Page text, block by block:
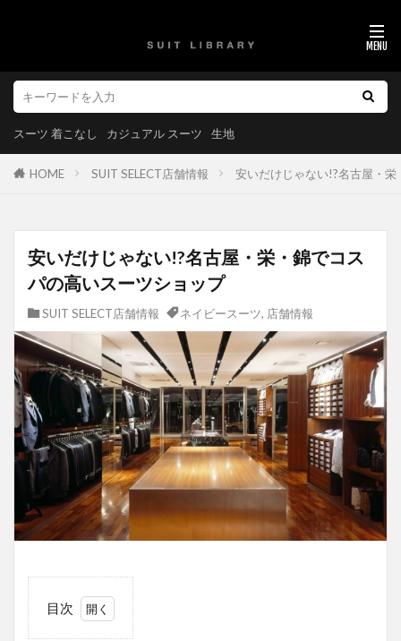
スーツ 着こなし カジュアル スーツ 生地
HOME SUIT SELECT店舗情報 安いだけじゃない!?名古屋・
安いだけじゃない!?名古屋・栄・錦でコス
パの高いスーツショップ
SUIT SELECT店舗情報 ネイビースーツ, 店舗情報
目次